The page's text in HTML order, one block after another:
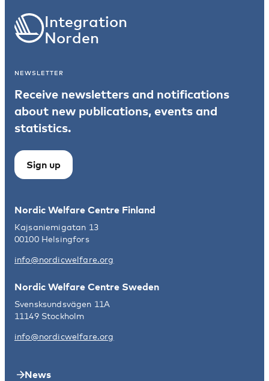
Integration
Norden
NEWSLETTER
Receive newsletters and notifications
about new publications, events and
statistics.
Sign up
Nordic Welfare Centre Finland
Kajsaniemigatan 13
00100 Helsingfors
info@nordicwelfare.org
Nordic Welfare Centre Sweden
Svensksundsvägen 11A
11149 Stockholm
info@nordicwelfare.org
News